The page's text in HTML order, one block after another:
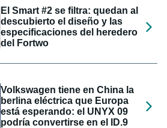
El Smart #2 se filtra: quedan al
descubierto el diseño y las
especificaciones del heredero
del Fortwo
Volkswagen tiene en China la
berlina eléctrica que Europa
está esperando: el UNYX 09
podría convertirse en el ID.9